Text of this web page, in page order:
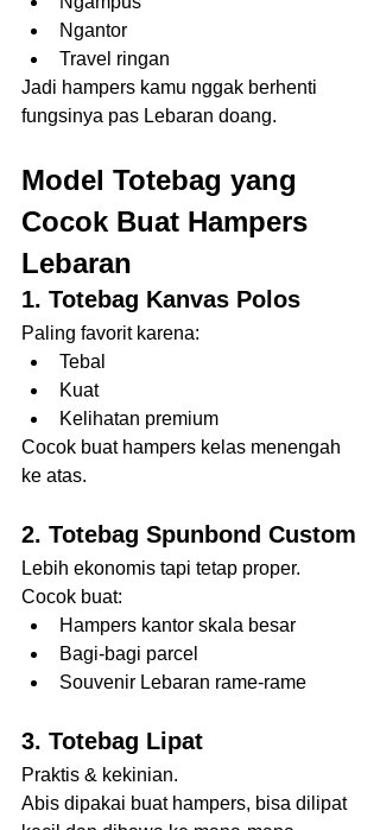
Ngantor
Travel ringan
Jadi hampers kamu nggak berhenti
fungsinya pas Lebaran doang.
Model Totebag yang
Cocok Buat Hampers
Lebaran
1. Totebag Kanvas Polos
Paling favorit karena:
Tebal
Kuat
Kelihatan premium
Cocok buat hampers kelas menengah
ke atas.
2. Totebag Spunbond Custom
Lebih ekonomis tapi tetap proper.
Cocok buat:
Hampers kantor skala besar
Bagi-bagi parcel
Souvenir Lebaran rame-rame
3. Totebag Lipat
Praktis & kekinian.
Abis dipakai buat hampers, bisa dilipat